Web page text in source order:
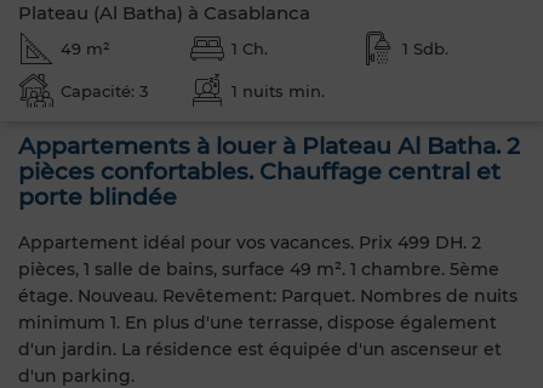
Plateau (Al Batha) à Casablanca
49 m² 1 Ch. 1 Sdb.
Capacité: 3 1 nuits min.
Appartements à louer à Plateau Al Batha. 2
pièces confortables. Chauffage central et
porte blindée
Appartement idéal pour vos vacances. Prix 499 DH. 2
pièces, 1 salle de bains, surface 49 m². 1 chambre. 5ème
étage. Nouveau. Revêtement: Parquet. Nombres de nuits
minimum 1. En plus d'une terrasse, dispose également
d'un jardin. La résidence est équipée d'un ascenseur et
d'un parking.